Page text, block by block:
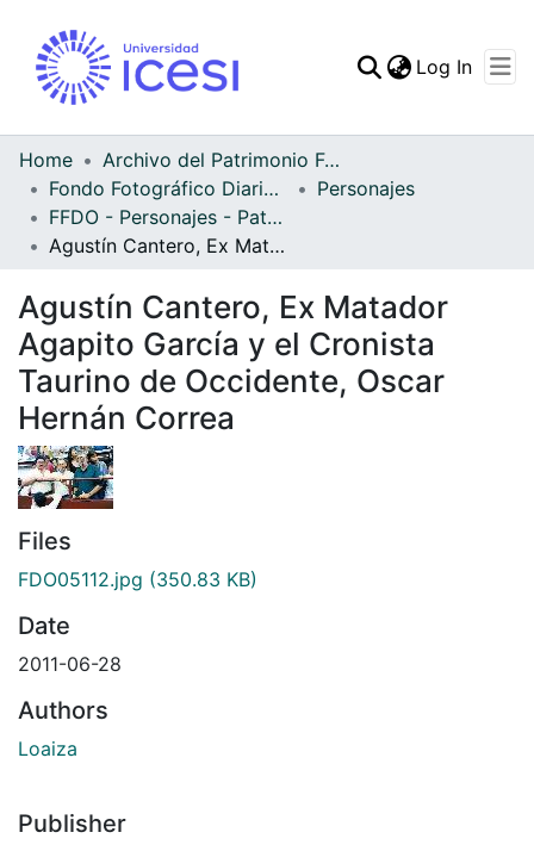
Statistics
Log In
Home
Archivo del Patrimonio Fotográfico y Fílmico del Valle del Cauca
Fondo Fotográfico Diario Occidente
Personajes
FFDO - Personajes - Patrimonial
Agustín Cantero, Ex Matador Agapito García y el Cronista Taurino de Occidente, Oscar Hernán Correa
Agustín Cantero, Ex Matador
Agapito García y el Cronista
Taurino de Occidente, Oscar
Hernán Correa
Files
FDO05112.jpg (350.83 KB)
Date
2011-06-28
Authors
Loaiza
Publisher